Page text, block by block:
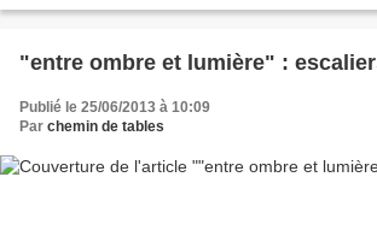
"entre ombre et lumière" :
Publié le 25/06/2013 à 10:09
Par chemin de tables